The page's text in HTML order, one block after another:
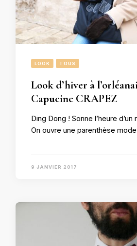
LOOK TOUS
Look d’hiver à
Capucine CRAPEZ
Ding Dong ! Sonne l’heure
On ouvre une parenthèse
9 JANVIER 2017